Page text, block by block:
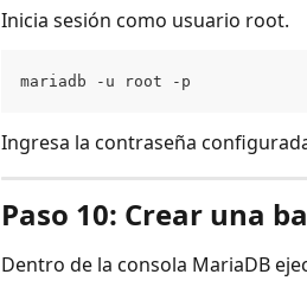
Inicia sesión como usuario root.
mariadb -u root -p
Ingresa la contraseña
Paso 10: Crear una
Dentro de la consola MariaDB